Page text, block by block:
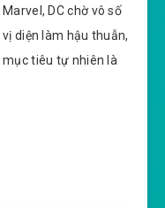
Marvel, DC chờ vô số
vị diện làm hậu thuẫn,
mục tiêu tự nhiên là